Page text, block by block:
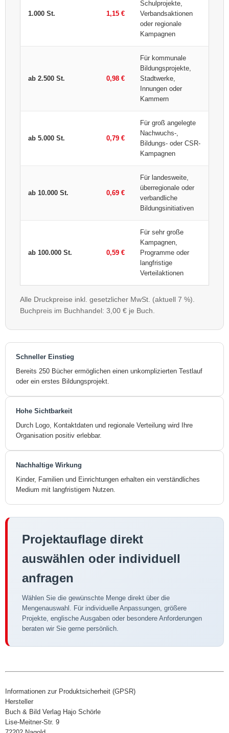
1.000 St. 1,15 €
Schulprojekte,
Verbandsaktionen
oder regionale
Kampagnen
ab 2.500 St. 0,98 €
Für kommunale
Bildungsprojekte,
Stadtwerke,
Innungen oder
Kammern
ab 5.000 St. 0,79 €
Für groß angelegte
Nachwuchs-,
Bildungs- oder CSR-
Kampagnen
ab 10.000 St. 0,69 €
Für landesweite,
überregionale oder
verbandliche
Bildungsinitiativen
ab 100.000 St. 0,59 €
Für sehr große
Kampagnen,
Programme oder
langfristige
Verteilaktionen
Alle Druckpreise inkl. gesetzlicher MwSt. (aktuell 7 %).
Buchpreis im Buchhandel: 3,00 € je Buch.
Schneller Einstieg
Bereits 250 Bücher ermöglichen einen unkomplizierten Testlauf
oder ein erstes Bildungsprojekt.
Hohe Sichtbarkeit
Durch Logo, Kontaktdaten und regionale Verteilung wird Ihre
Organisation positiv erlebbar.
Nachhaltige Wirkung
Kinder, Familien und Einrichtungen erhalten ein verständliches
Medium mit langfristigem Nutzen.
Projektauflage direkt
auswählen oder individuell
anfragen
Wählen Sie die gewünschte Menge direkt über die
Mengenauswahl. Für individuelle Anpassungen, größere
Projekte, englische Ausgaben oder besondere Anforderungen
beraten wir Sie gerne persönlich.
Informationen zur Produktsicherheit (GPSR)
Hersteller
Buch & Bild Verlag Hajo Schörle
Lise-Meitner-Str. 9